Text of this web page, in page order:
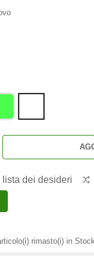
dei desideri
rimasto(i) in